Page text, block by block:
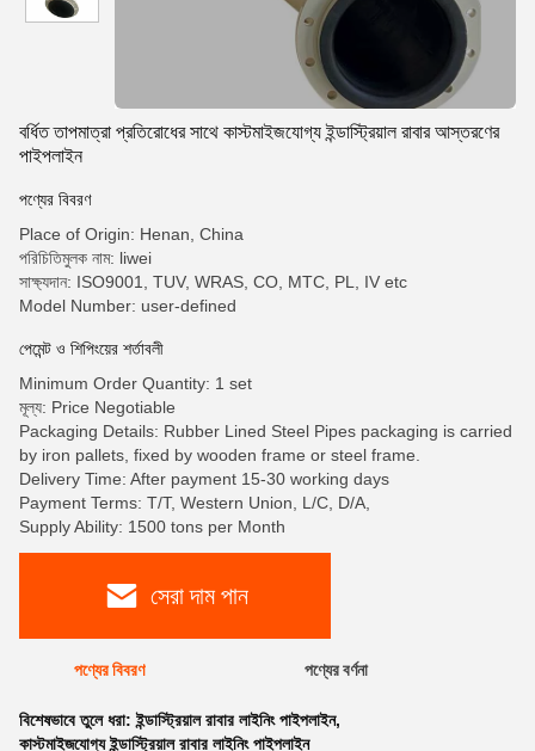
বর্ধিত তাপমাত্রা প্রতিরোধের সাথে কাস্টমাইজযোগ্য ইন্ডাস্ট্রিয়াল রাবার আস্তরণের
পাইপলাইন
পণ্যের বিবরণ
Place of Origin: Henan, China
পরিচিতিমুলক নাম: liwei
সাক্ষ্যদান: ISO9001, TUV, WRAS, CO, MTC, PL, IV etc
Model Number: user-defined
পেমেন্ট ও শিপিংয়ের শর্তাবলী
Minimum Order Quantity: 1 set
মূল্য: Price Negotiable
Packaging Details: Rubber Lined Steel Pipes packaging is carried
by iron pallets, fixed by wooden frame or steel frame.
Delivery Time: After payment 15-30 working days
Payment Terms: T/T, Western Union, L/C, D/A,
Supply Ability: 1500 tons per Month
সেরা দাম পান
পণ্যের বিবরণ পণ্যের বর্ণনা
বিশেষভাবে তুলে ধরা:ইন্ডাস্ট্রিয়াল রাবার লাইনিং পাইপলাইন,
কাস্টমাইজযোগ্য ইন্ডাস্ট্রিয়াল রাবার লাইনিং পাইপলাইন